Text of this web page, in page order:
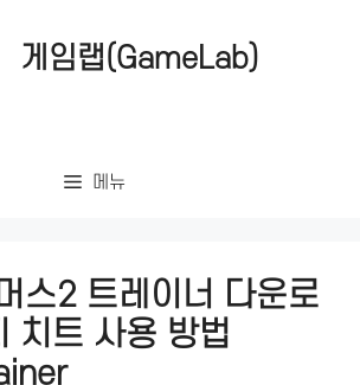
게임랩(GameLab)
메뉴
스2 트레이너 다운로
치트 사용 방법